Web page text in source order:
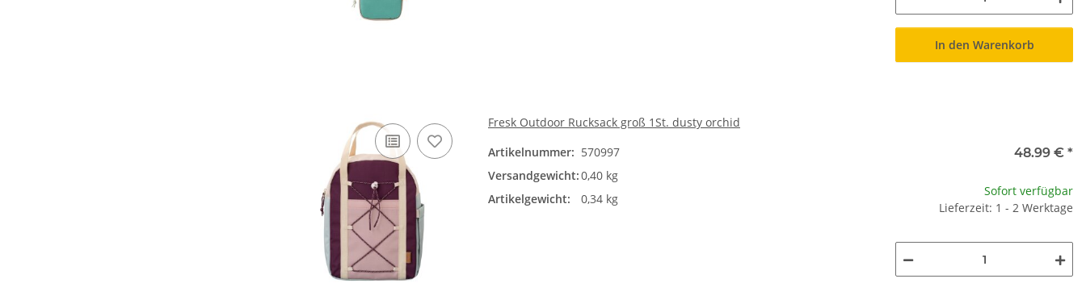
In den Warenkorb
Fresk Outdoor Rucksack groß 1St. dusty orchid
Artikelnummer: 570997
Versandgewicht:0,40 kg
Artikelgewicht:
0,34 kg
48.99 € *
Sofort verfügbar
Lieferzeit: 1 - 2 Werktage